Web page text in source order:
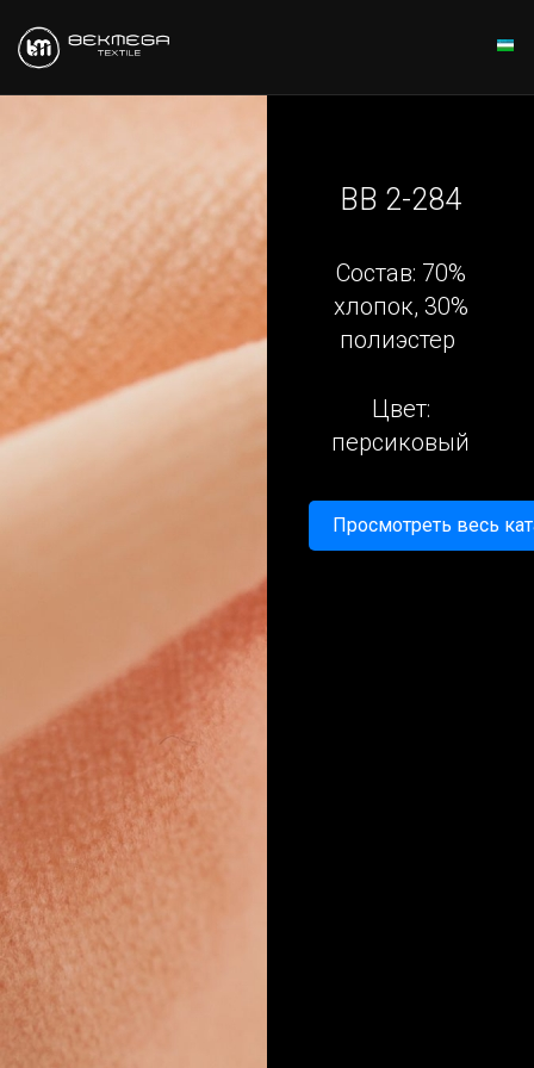
BB 2-284
Состав: 70%
хлопок, 30%
полиэстер
Цвет:
персиковый
Просмотреть весь